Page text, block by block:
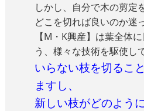
しかし、自分で木の剪定
どこを切れば良いのか迷
【M・K興産】は葉全体
う、様々な技術を駆使し
いらない枝を切るこ
ますし、
新しい枝がどのよう